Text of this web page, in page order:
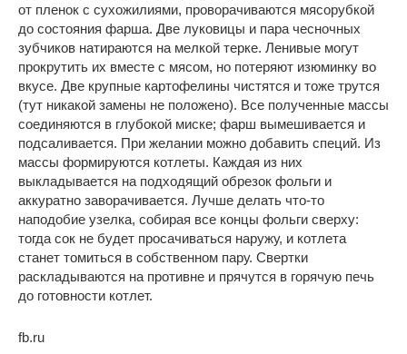
от пленок с сухожилиями, проворачиваются мясорубкой
до состояния фарша. Две луковицы и пара чесночных
зубчиков натираются на мелкой терке. Ленивые могут
прокрутить их вместе с мясом, но потеряют изюминку во
вкусе. Две крупные картофелины чистятся и тоже трутся
(тут никакой замены не положено). Все полученные массы
соединяются в глубокой миске; фарш вымешивается и
подсаливается. При желании можно добавить специй. Из
массы формируются котлеты. Каждая из них
выкладывается на подходящий обрезок фольги и
аккуратно заворачивается. Лучше делать что-то
наподобие узелка, собирая все концы фольги сверху:
тогда сок не будет просачиваться наружу, и котлета
станет томиться в собственном пару. Свертки
раскладываются на противне и прячутся в горячую печь
до готовности котлет.
fb.ru